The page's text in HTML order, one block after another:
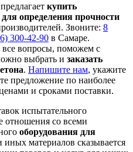
купить
определения прочности
Звоните: 8
300-42-90 в Самаре.
все вопросы, поможем с
выбрать и заказать
. Напишите нам, укажите
предложение по наиболее
и сроками поставки.
испытательного
отношения со всеми
оборудования для
иных материалов сказывается